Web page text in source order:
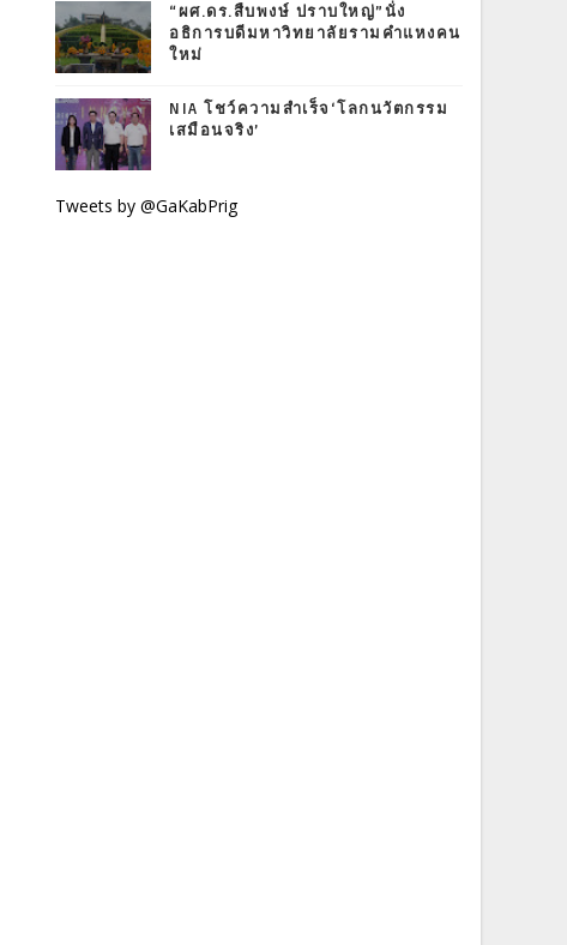
“ผศ.ดร.สืบพงษ์ ปราบใหญ่”นั่ง
อธิการบดีมหาวิทยาลัยรามคำแหงคน
ใหม่
NIA โชว์ความสำเร็จ‘โลกนวัตกรรม
เสมือนจริง’
Tweets by @GaKabPrig